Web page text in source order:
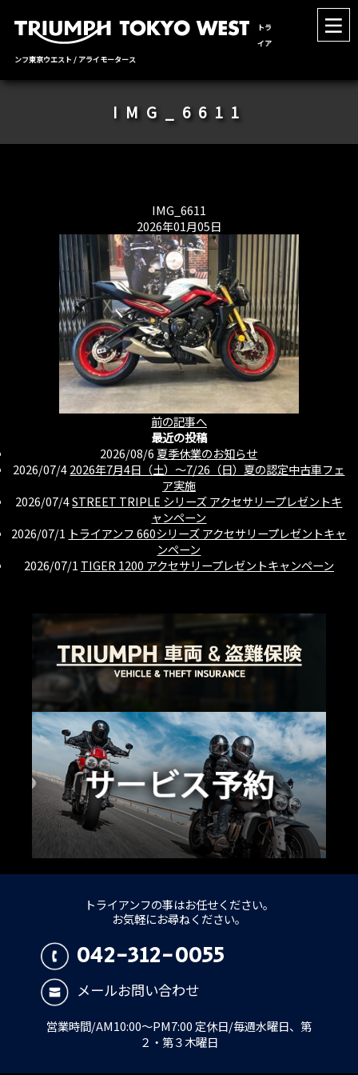
トラ
イア
ンフ東京ウエスト / アライモータース
IMG_6611
IMG_6611
2026年01月05日
前の記事へ
最近の投稿
2026/08/6 夏季休業のお知らせ
2026/07/42026年7月4日（土）〜7/26（日）夏の認定中古車フェ
ア実施
2026/07/4STREET TRIPLE シリーズ アクセサリープレゼントキ
ャンペーン
2026/07/1 トライアンフ 660シリーズ アクセサリープレゼントキャ
ンペーン
2026/07/1 TIGER 1200 アクセサリープレゼントキャンペーン
トライアンフの事はお任せください。
お気軽にお尋ねください。
042-312-0055
メールお問い合わせ
営業時間/AM10:00～PM7:00 定休日/毎週水曜日、第
２・第３木曜日